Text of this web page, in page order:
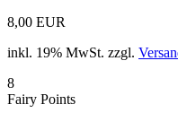
8,00 EUR
inkl. 19% MwSt. zzgl.
8
Fairy Points